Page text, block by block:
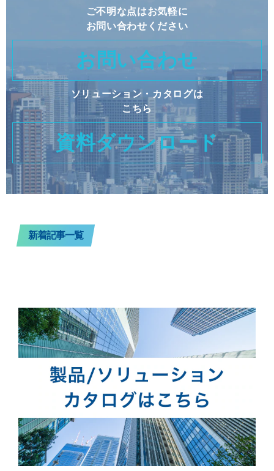
ご不明な点はお気軽に
お問い合わせください
お問い合わせ
ソリューション・カタログは
こちら
資料ダウンロード
新着記事一覧